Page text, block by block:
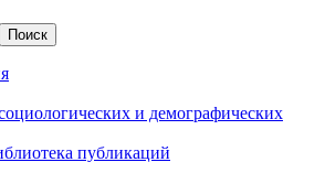
и демографических
публикаций